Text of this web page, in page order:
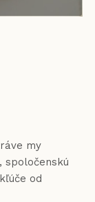
my
spoločenskú
od